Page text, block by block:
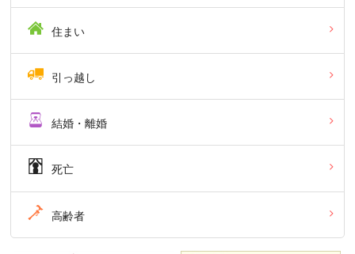
住まい
引っ越し
結婚・離婚
死亡
高齢者